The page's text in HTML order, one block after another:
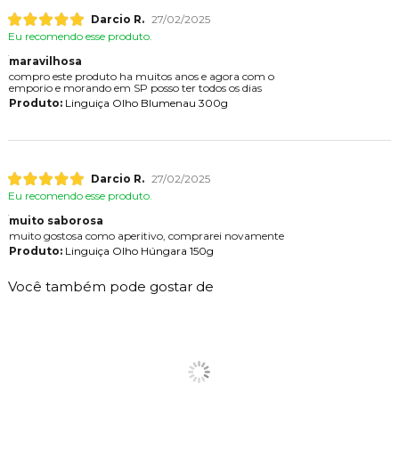
Darcio R. 27/02/2025
Eu recomendo esse produto.
maravilhosa
compro este produto ha muitos anos e agora com o
emporio e morando em SP posso ter todos os dias
Produto:Linguiça Olho Blumenau 300g
Darcio R. 27/02/2025
Eu recomendo esse produto.
muito saborosa
muito gostosa como aperitivo, comprarei novamente
Produto:Linguiça Olho Húngara 150g
Você também pode gostar de